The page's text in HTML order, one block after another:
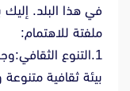
في هذا البلد.
ملفتة للاهتمام:
1.التنوع
بيئة ثقافية